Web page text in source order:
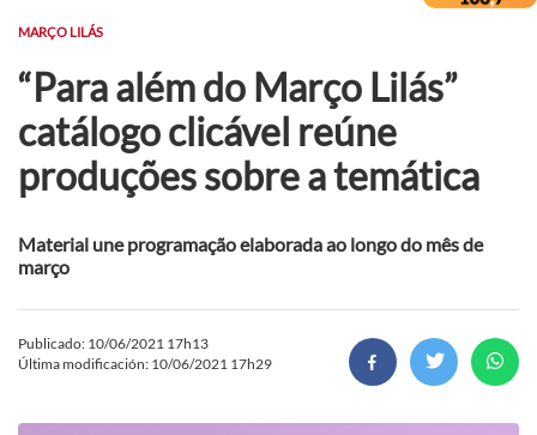
MARÇO LILÁS
“Para além do Março Lilás”
catálogo clicável reúne
produções sobre a temática
Material une programação elaborada ao longo do mês de
março
Publicado: 10/06/2021 17h13
Última modificación: 10/06/2021 17h29